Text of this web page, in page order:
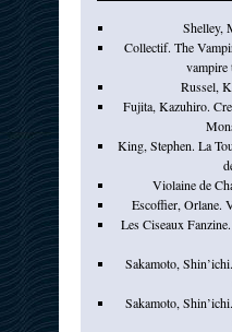
Shelley,
Collectif. The
vampire
Russel,
Fujita, Kazuhiro.
King, Stephen. La
Violaine de
Escoffier, Orlane.
Les Ciseaux
Sakamoto,
Sakamoto,